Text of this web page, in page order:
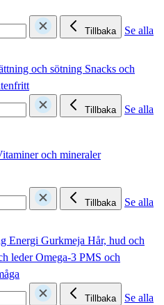
Tillbaka
Se alla
och sötning Snacks och
Tillbaka
Se alla
och mineraler
Tillbaka
Se alla
Energi Gurkmeja Hår, hud och
lederOmega-3 PMS och
Tillbaka
Se alla